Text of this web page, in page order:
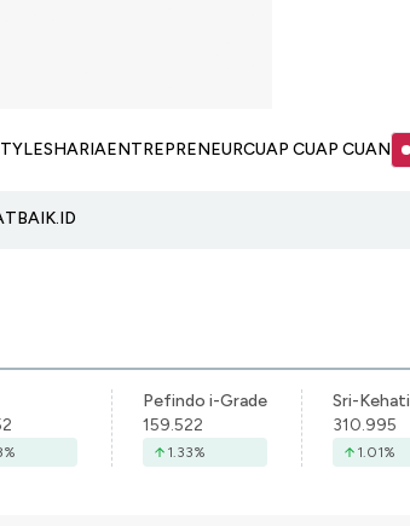
SHARIAENTREPRENEURCUAP CUAP CUAN
%
Pefindo i-Grade
159.522
1.33%
Sri-Kehati
310.995
1.01%